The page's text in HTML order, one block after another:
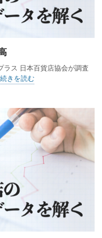
ラス 日本百貨店協会が調査
続きを読む